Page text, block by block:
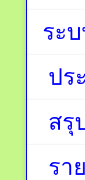
ระ
ปร
สรุ
รา